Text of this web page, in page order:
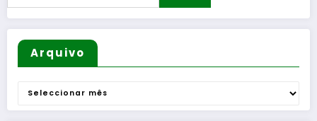
Arquivo
Arquivo